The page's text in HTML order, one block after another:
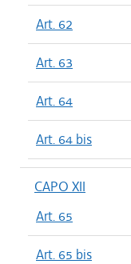
Art. 62
Art. 63
Art. 64
Art. 64 bis
CAPO XII
Art. 65
Art. 65 bis